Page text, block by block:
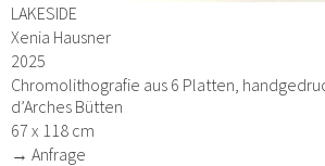
LAKESIDE
Xenia Hausner
2025
Chromolithografie aus 6 Platten,
d’Arches Bütten
67 x 118 cm
→ Anfrage